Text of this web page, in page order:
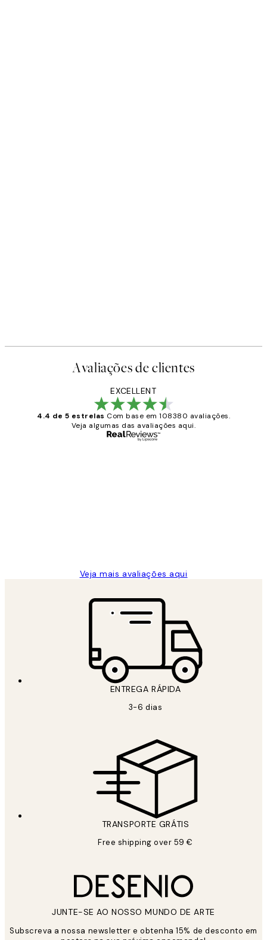
Avaliações de clientes
EXCELLENT
4.4 de 5 estrelas Com base em 108380 avaliações.
Veja algumas das avaliações aqui.
Veja mais avaliações aqui
ENTREGA RÁPIDA
3-6 dias
TRANSPORTE GRÁTIS
Free shipping over 59 €
JUNTE-SE AO NOSSO MUNDO DE ARTE
Subscreva a nossa newsletter e obtenha 15% de desconto em